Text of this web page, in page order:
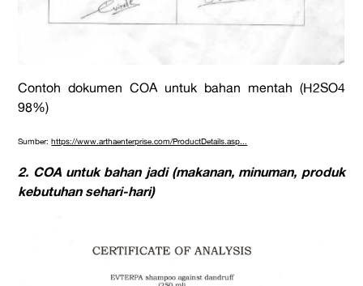
Contoh dokumen COA untuk bahan mentah (H2SO4
98%)
Sumber:https://www.arthaenterprise.com/ProductDetails.asp...
2. COA untuk bahan jadi (makanan, minuman, produk
kebutuhan sehari-hari)